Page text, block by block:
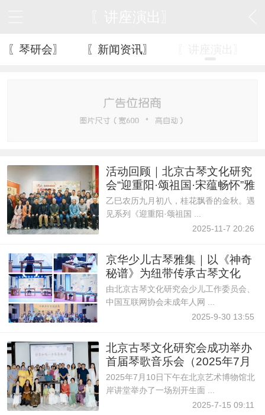
〖琴研会〗 〖新闻资讯〗
活动回顾｜北京古琴文化研究
会“迎重阳·颂祖国·宋蕴畅怀”雅
集
乙巳农历九月初八，桂花飘香的金秋。遇
见系列《迎重阳·颂祖国 ...
2025-11-7 20:26
京华少儿古琴雅集｜以《神奇
秘谱》为纽带传承古琴文化
由北京古琴文化研究会少儿工作委员会、
中国互联网协会未成年人网 ...
2025-9-30 13:55
北京古琴文化研究会成功举办
首届琴歌音乐会（2025年7月
10日） ..
2025年7月10日下午在北京艺术博物馆北
岸讲堂举办了一场别开生面 ...
2025-7-15 09:11